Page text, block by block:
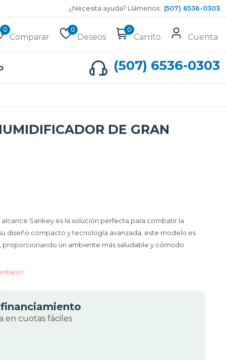
¿Necesita ayuda? Llámenos: (507) 6536-0303
0
Comparar
0
Deseos
0
Carrito Cuenta
(507) 6536-0303
DE GRAN
Sankey es la solución perfecta para combatir la
diseño compacto y tecnología avanzada, este modelo es
proporcionando un ambiente más saludable y cómodo.
en cuotas fáciles